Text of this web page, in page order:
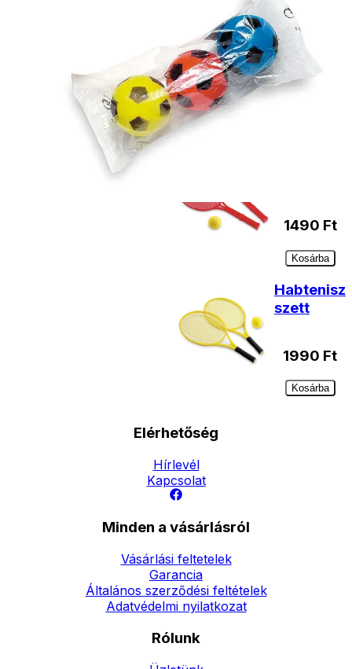
Habtenisz
szett
1390
1490 Ft
Kosárba
Habtenisz
szett
1990 Ft
Kosárba
Elérhetőség
Hírlevél
Kapcsolat
Minden a vásárlásról
Vásárlási feltetelek
Garancia
Általános szerződési feltételek
Adatvédelmi nyilatkozat
Rólunk